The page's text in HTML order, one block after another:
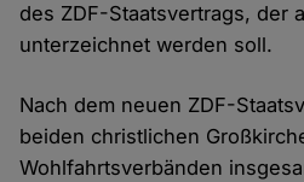
des ZDF-Staatsvertrags, der
unterzeichnet werden soll.
Nach dem neuen ZDF-
beiden christlichen
Wohlfahrtsverbänden